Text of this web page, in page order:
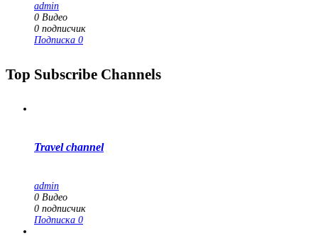
admin
0 Видео
0 подписчик
Подписка 0
Top Subscribe Channels
Travel channel
admin
0 Видео
0 подписчик
Подписка 0